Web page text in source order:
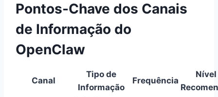
Pontos-Chave dos Canais
de Informação do
OpenClaw
Canal
Tipo de
Informação
Frequência
Nível